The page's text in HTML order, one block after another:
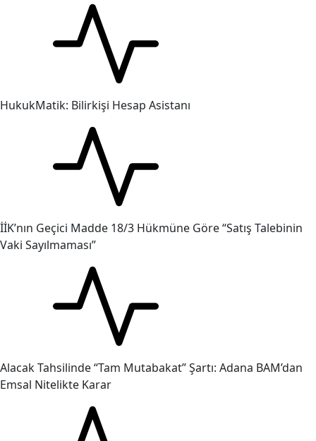
HukukMatik: Bilirkişi Hesap Asistanı
İİK’nın Geçici Madde 18/3 Hükmüne Göre “Satış Talebinin
Vaki Sayılmaması”
Alacak Tahsilinde “Tam Mutabakat” Şartı: Adana BAM’dan
Emsal Nitelikte Karar